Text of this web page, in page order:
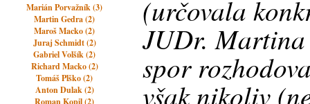
Marián Porvažník (3)
Martin Gedra (2)
Maroš Macko (2)
Juraj Schmidt (2)
Gabriel Volšík (2)
Richard Macko (2)
Tomáš Plško (2)
Anton Dulak (2)
Roman Kopil (2)
(určovala
JUDr.
spor
však nikoliv